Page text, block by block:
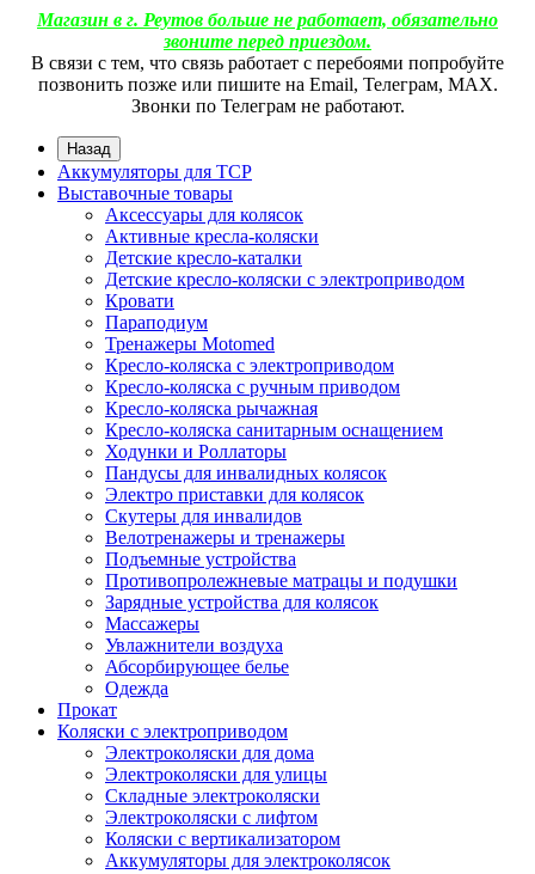
Магазин в г. Реутов больше не работает, обязательно
звоните перед приездом.
В связи с тем, что связь работает с перебоями попробуйте
позвонить позже или пишите на Email, Телеграм, МАХ.
Звонки по Телеграм не работают.
Назад
Аккумуляторы для ТСР
Выставочные товары
Аксессуары для колясок
Активные кресла-коляски
Детские кресло-каталки
Детские кресло-коляски с электроприводом
Кровати
Параподиум
Тренажеры Motomed
Кресло-коляска с электроприводом
Кресло-коляска с ручным приводом
Кресло-коляска рычажная
Кресло-коляска санитарным оснащением
Ходунки и Роллаторы
Пандусы для инвалидных колясок
Электро приставки для колясок
Скутеры для инвалидов
Велотренажеры и тренажеры
Подъемные устройства
Противопролежневые матрацы и подушки
Зарядные устройства для колясок
Массажеры
Увлажнители воздуха
Абсорбирующее белье
Одежда
Прокат
Коляски с электроприводом
Электроколяски для дома
Электроколяски для улицы
Складные электроколяски
Электроколяски с лифтом
Коляски с вертикализатором
Аккумуляторы для электроколясок